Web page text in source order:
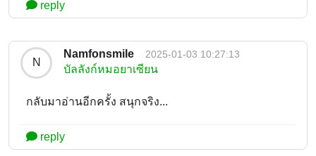
reply
N
Namfonsmile 2025-01-03 10:27:13
บัลลังก์หมอยาเซียน
กลับมาอ่านอีกครั้ง สนุกจริง...
reply